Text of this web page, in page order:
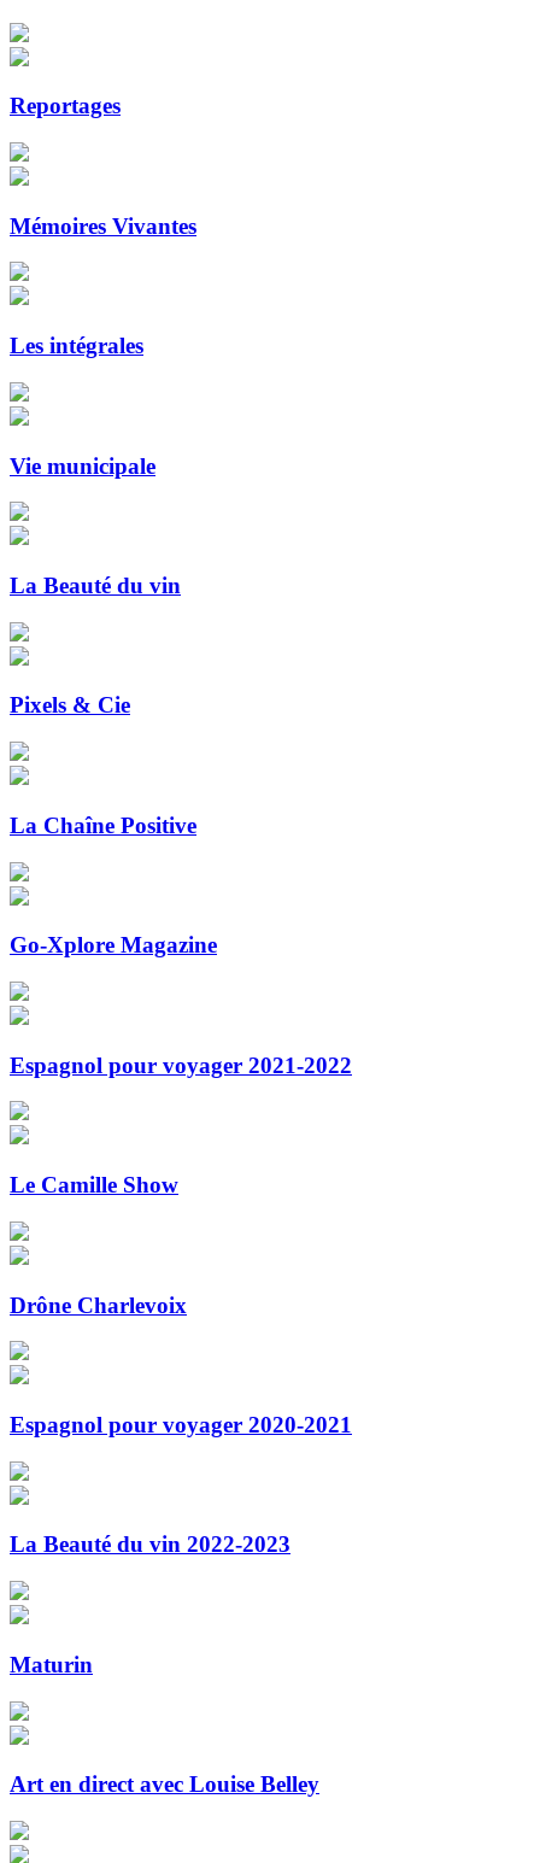
Reportages
Mémoires Vivantes
Les intégrales
Vie municipale
La Beauté du vin
Pixels & Cie
La Chaîne Positive
Go-Xplore Magazine
Espagnol pour voyager 2021-2022
Le Camille Show
Drône Charlevoix
Espagnol pour voyager 2020-2021
La Beauté du vin 2022-2023
Maturin
Art en direct avec Louise Belley